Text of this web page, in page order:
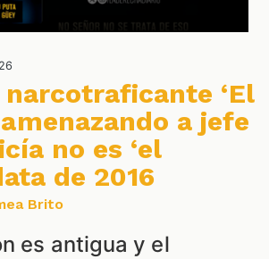
‘El
a jefe
no es ‘el
de 2016
Brito
es antigua y el